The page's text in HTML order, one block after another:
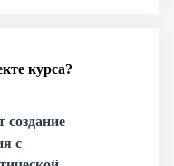
курса?
с